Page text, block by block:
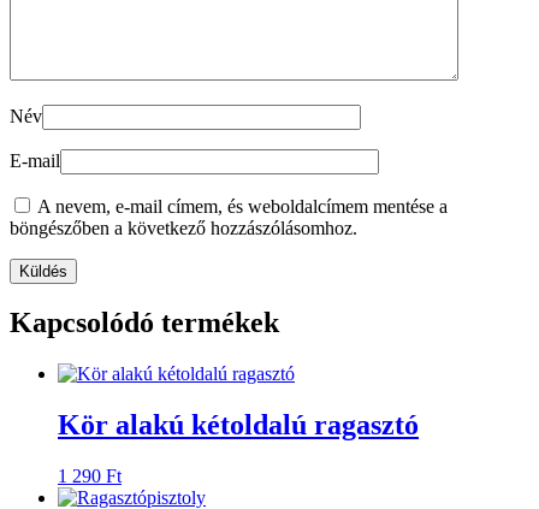
Név
E-mail
A nevem, e-mail címem, és weboldalcímem mentése a
böngészőben a következő hozzászólásomhoz.
Kapcsolódó termékek
Kör alakú kétoldalú ragasztó
1 290 Ft